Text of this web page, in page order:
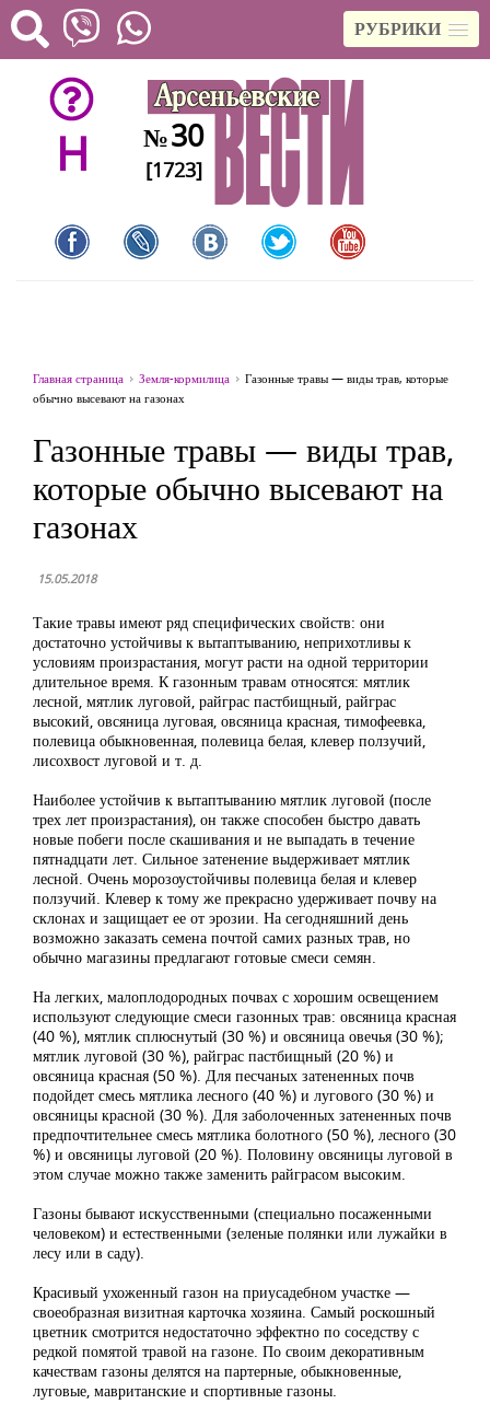
РУБРИКИ
H №30
[1723]
Главная страница Земля-кормилица
Газонные травы — виды трав, которые
обычно высевают на газонах
Газонные травы — виды трав,
которые обычно высевают на
газонах
15.05.2018
Такие травы имеют ряд специфических свойств: они
достаточно устойчивы к вытаптыванию, неприхотливы к
условиям произрастания, могут расти на одной территории
длительное время. К газонным травам относятся: мятлик
лесной, мятлик луговой, райграс пастбищный, райграс
высокий, овсяница луговая, овсяница красная, тимофеевка,
полевица обыкновенная, полевица белая, клевер ползучий,
лисохвост луговой и т. д.
Наиболее устойчив к вытаптыванию мятлик луговой (после
трех лет произрастания), он также способен быстро давать
новые побеги после скашивания и не выпадать в течение
пятнадцати лет. Сильное затенение выдерживает мятлик
лесной. Очень морозоустойчивы полевица белая и клевер
ползучий. Клевер к тому же прекрасно удерживает почву на
склонах и защищает ее от эрозии. На сегодняшний день
возможно заказать семена почтой самих разных трав, но
обычно магазины предлагают готовые смеси семян.
На легких, малоплодородных почвах с хорошим освещением
используют следующие смеси газонных трав: овсяница красная
(40 %), мятлик сплюснутый (30 %) и овсяница овечья (30 %);
мятлик луговой (30 %), райграс пастбищный (20 %) и
овсяница красная (50 %). Для песчаных затененных почв
подойдет смесь мятлика лесного (40 %) и лугового (30 %) и
овсяницы красной (30 %). Для заболоченных затененных почв
предпочтительнее смесь мятлика болотного (50 %), лесного (30
%) и овсяницы луговой (20 %). Половину овсяницы луговой в
этом случае можно также заменить райграсом высоким.
Газоны бывают искусственными (специально посаженными
человеком) и естественными (зеленые полянки или лужайки в
лесу или в саду).
Красивый ухоженный газон на приусадебном участке —
своеобразная визитная карточка хозяина. Самый роскошный
цветник смотрится недостаточно эффектно по соседству с
редкой помятой травой на газоне. По своим декоративным
качествам газоны делятся на партерные, обыкновенные,
луговые, мавританские и спортивные газоны.